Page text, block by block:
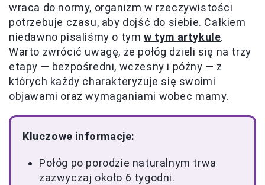
wraca do normy, organizm w rzeczywistości
potrzebuje czasu, aby dojść do siebie. Całkiem
niedawno pisaliśmy o tymw tym artykule.
Warto zwrócić uwagę, że połóg dzieli się na trzy
etapy — bezpośredni, wczesny i późny — z
których każdy charakteryzuje się swoimi
objawami oraz wymaganiami wobec mamy.
Kluczowe informacje:
Połóg po porodzie naturalnym trwa
zazwyczaj około 6 tygodni.